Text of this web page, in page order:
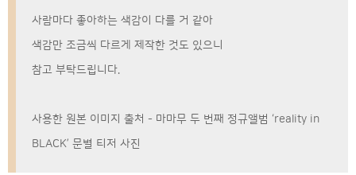
사람마다 좋아하는 색감이 다를 거 같아
색감만 조금씩 다르게 제작한 것도 있으니
참고 부탁드립니다.
사용한 원본 이미지 출처 - 마마무 두 번째 정규앨범 ‘reality in
BLACK’ 문별 티저 사진